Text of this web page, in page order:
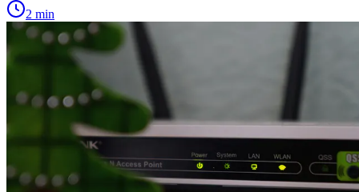
2 min